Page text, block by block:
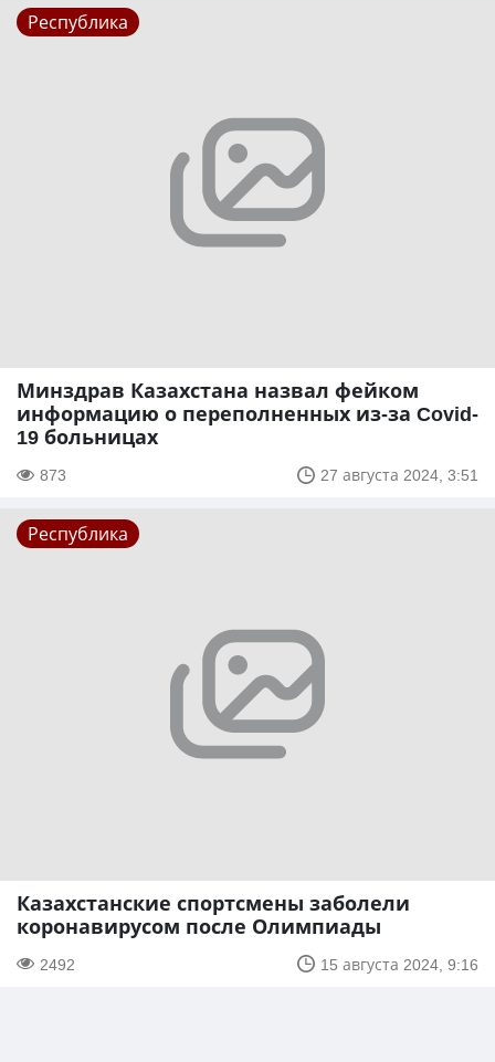
Республика
Минздрав Казахстана назвал фейком
информацию о переполненных из-за Covid-
19 больницах
873 27 августа 2024, 3:51
Республика
Казахстанские спортсмены заболели
коронавирусом после Олимпиады
2492 15 августа 2024, 9:16